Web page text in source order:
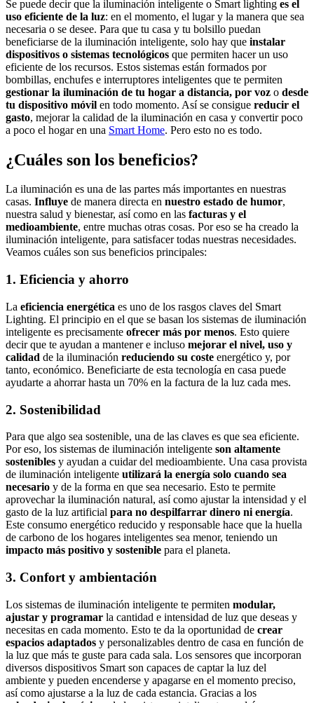
Se puede decir que la iluminación inteligente o Smart lighting es el
uso eficiente de la luz: en el momento, el lugar y la manera que sea
necesaria o se desee. Para que tu casa y tu bolsillo puedan
beneficiarse de la iluminación inteligente, solo hay que instalar
dispositivos o sistemas tecnológicos que permiten hacer un uso
eficiente de los recursos. Estos sistemas están formados por
bombillas, enchufes e interruptores inteligentes que te permiten
gestionar la iluminación de tu hogar a distancia, por voz o desde
tu dispositivo móvil en todo momento. Así se consigue reducir el
gasto, mejorar la calidad de la iluminación en casa y convertir poco
a poco el hogar en una Smart Home. Pero esto no es todo.
¿Cuáles son los beneficios?
La iluminación es una de las partes más importantes en nuestras
casas. Influye de manera directa en nuestro estado de humor,
nuestra salud y bienestar, así como en las facturas y el
medioambiente, entre muchas otras cosas. Por eso se ha creado la
iluminación inteligente, para satisfacer todas nuestras necesidades.
Veamos cuáles son sus beneficios principales:
1. Eficiencia y ahorro
La eficiencia energética es uno de los rasgos claves del Smart
Lighting. El principio en el que se basan los sistemas de iluminación
inteligente es precisamente ofrecer más por menos. Esto quiere
decir que te ayudan a mantener e incluso mejorar el nivel, uso y
calidad de la iluminación reduciendo su coste energético y, por
tanto, económico. Beneficiarte de esta tecnología en casa puede
ayudarte a ahorrar hasta un 70% en la factura de la luz cada mes.
2. Sostenibilidad
Para que algo sea sostenible, una de las claves es que sea eficiente.
Por eso, los sistemas de iluminación inteligente son altamente
sostenibles y ayudan a cuidar del medioambiente. Una casa provista
de iluminación inteligente utilizará la energía solo cuando sea
necesario y de la forma en que sea necesario. Esto te permite
aprovechar la iluminación natural, así como ajustar la intensidad y el
gasto de la luz artificial para no despilfarrar dinero ni energía.
Este consumo energético reducido y responsable hace que la huella
de carbono de los hogares inteligentes sea menor, teniendo un
impacto más positivo y sostenible para el planeta.
3. Confort y ambientación
Los sistemas de iluminación inteligente te permiten modular,
ajustar y programar la cantidad e intensidad de luz que deseas y
necesitas en cada momento. Esto te da la oportunidad de crear
espacios adaptados y personalizables dentro de casa en función de
la luz que más te guste para cada sala. Los sensores que incorporan
diversos dispositivos Smart son capaces de captar la luz del
ambiente y pueden encenderse y apagarse en el momento preciso,
así como ajustarse a la luz de cada estancia. Gracias a los